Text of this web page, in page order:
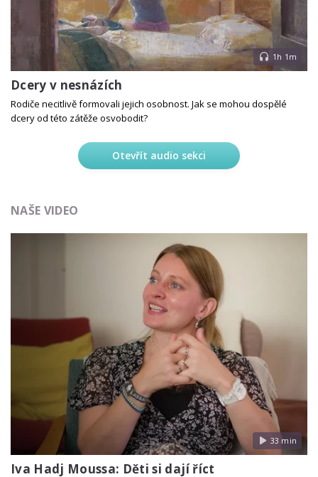
1h 1m
Dcery v nesnázích
Rodiče necitlivě formovali jejich osobnost. Jak se mohou dospělé
dcery od této zátěže osvobodit?
Otevřít audio sekci
NAŠE VIDEO
33 min
Iva Hadj Moussa: Děti si dají říct